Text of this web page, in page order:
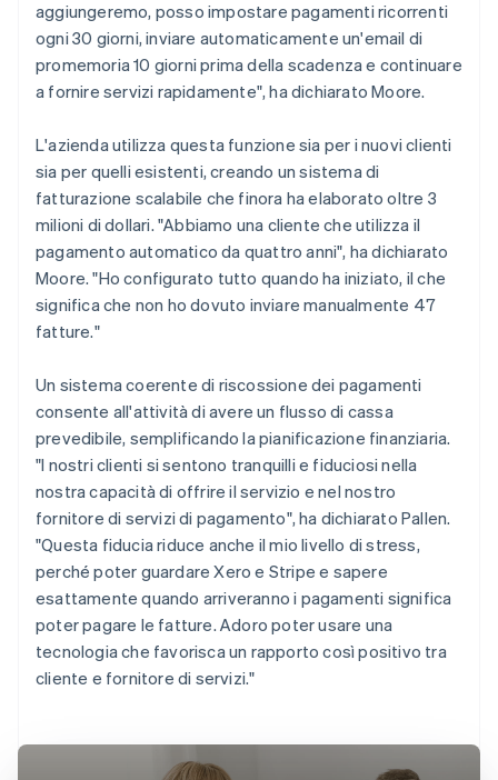
aggiungeremo, posso impostare pagamenti ricorrenti
ogni 30 giorni, inviare automaticamente un'email di
promemoria 10 giorni prima della scadenza e continuare
a fornire servizi rapidamente", ha dichiarato Moore.
L'azienda utilizza questa funzione sia per i nuovi clienti
sia per quelli esistenti, creando un sistema di
fatturazione scalabile che finora ha elaborato oltre 3
milioni di dollari. "Abbiamo una cliente che utilizza il
pagamento automatico da quattro anni", ha dichiarato
Moore. "Ho configurato tutto quando ha iniziato, il che
significa che non ho dovuto inviare manualmente 47
fatture."
Un sistema coerente di riscossione dei pagamenti
consente all'attività di avere un flusso di cassa
prevedibile, semplificando la pianificazione finanziaria.
"I nostri clienti si sentono tranquilli e fiduciosi nella
nostra capacità di offrire il servizio e nel nostro
fornitore di servizi di pagamento", ha dichiarato Pallen.
"Questa fiducia riduce anche il mio livello di stress,
perché poter guardare Xero e Stripe e sapere
esattamente quando arriveranno i pagamenti significa
poter pagare le fatture. Adoro poter usare una
tecnologia che favorisca un rapporto così positivo tra
cliente e fornitore di servizi."